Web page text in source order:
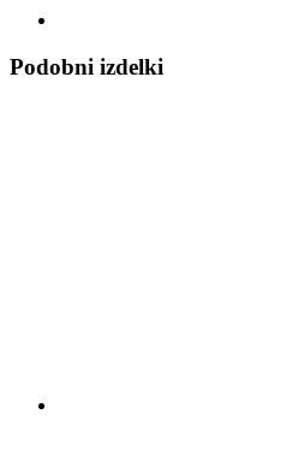
Podobni izdelki